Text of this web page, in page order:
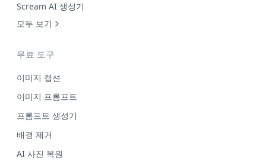
Scream AI 생성기
모두 보기
무료 도구
이미지 캡션
이미지 프롬프트
프롬프트 생성기
배경 제거
AI 사진 복원